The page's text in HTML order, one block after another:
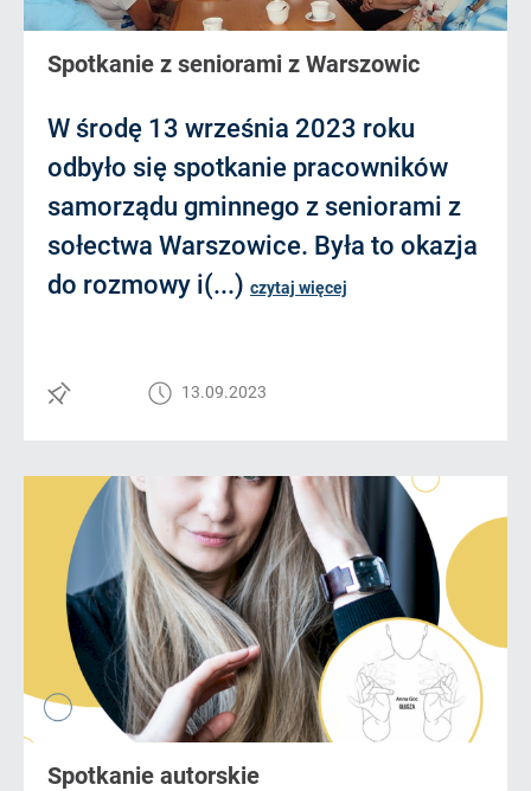
Spotkanie z seniorami z Warszowic
W środę 13 września 2023 roku
odbyło się spotkanie pracowników
samorządu gminnego z seniorami z
sołectwa Warszowice. Była to okazja
do rozmowy i(...) czytaj więcej
13.09.2023
Spotkanie autorskie